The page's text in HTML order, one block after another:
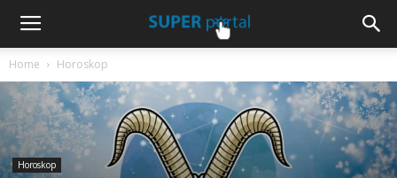
Home Horoskop
Horoskop